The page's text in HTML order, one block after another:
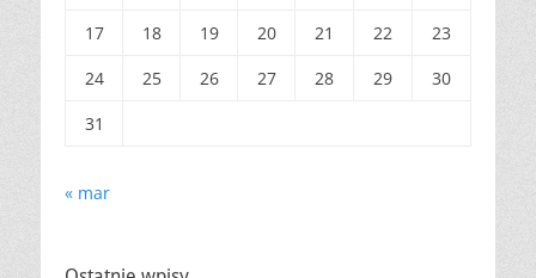
17
18 19 20 21 22
23
24
25 26 27 28 29
30
31
« mar